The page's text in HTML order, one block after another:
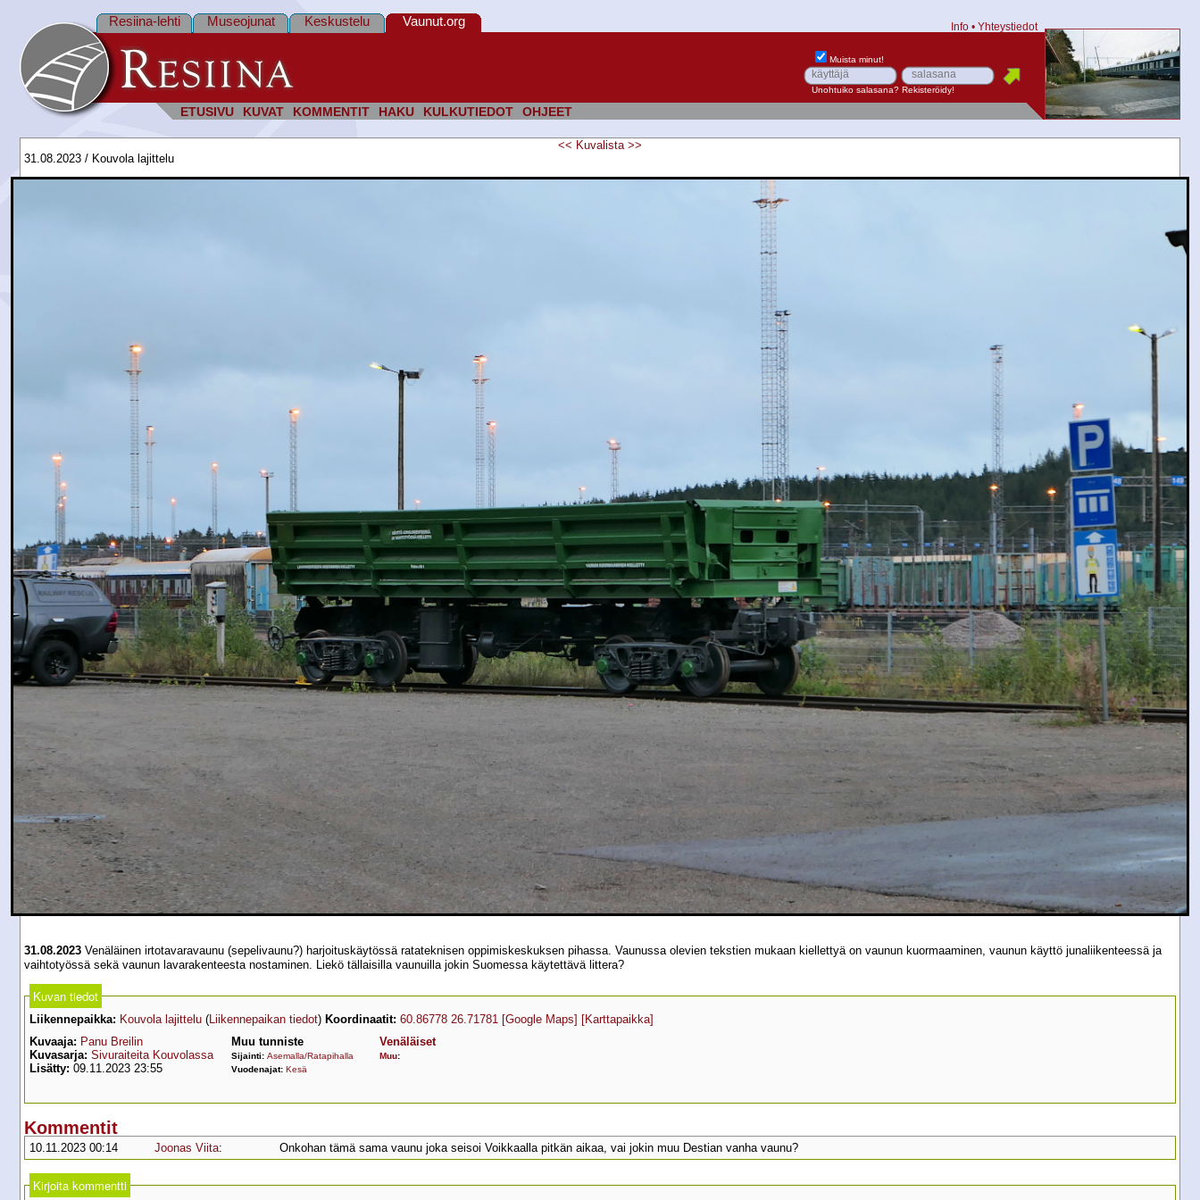
ETUSIVU KUVAT KOMMENTIT HAKU KULKUTIEDOT OHJEET
Resiina-lehti Museojunat Keskustelu Vaunut.org Info • Yhteystiedot
Muista minut!
Unohtuiko salasana? Rekisteröidy!
<< Kuvalista >>
31.08.2023 / Kouvola lajittelu
31.08.2023 Venäläinen irtotavaravaunu (sepelivaunu?) harjoituskäytössä ratateknisen oppimiskeskuksen pihassa. Vaunussa olevien tekstien mukaan kiellettyä on vaunun kuormaaminen, vaunun käyttö junaliikenteessä ja
vaihtotyössä sekä vaunun lavarakenteesta nostaminen. Liekö tällaisilla vaunuilla jokin Suomessa käytettävä littera?
Kuvan tiedot
Liikennepaikka: Kouvola lajittelu (Liikennepaikan tiedot) Koordinaatit: 60.86778 26.71781 [Google Maps] [Karttapaikka]
Kuvaaja: Panu Breilin
Kuvasarja: Sivuraiteita Kouvolassa
Lisätty: 09.11.2023 23:55
Muu tunniste
Sijainti: Asemalla/Ratapihalla
Vuodenajat: Kesä
Venäläiset
Muu:
Kommentit
10.11.2023 00:14 Joonas Viita: Onkohan tämä sama vaunu joka seisoi Voikkaalla pitkän aikaa, vai jokin muu Destian vanha vaunu?
Kirjoita kommentti